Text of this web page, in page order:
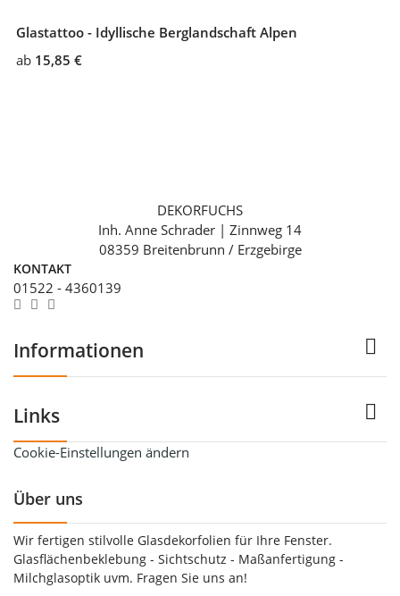
Glastattoo - Idyllische Berglandschaft Alpen
ab 15,85 €
DEKORFUCHS
Inh. Anne Schrader | Zinnweg 14
08359 Breitenbrunn / Erzgebirge
KONTAKT
01522 - 4360139
Informationen 
Links 
Cookie-Einstellungen ändern
Über uns
Wir fertigen stilvolle Glasdekorfolien für Ihre Fenster.
Glasflächenbeklebung - Sichtschutz - Maßanfertigung -
Milchglasoptik uvm. Fragen Sie uns an!